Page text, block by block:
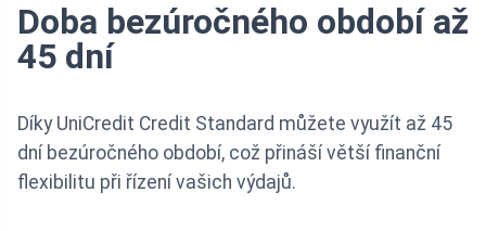
Doba bezúročného období až
45 dní
Díky UniCredit Credit Standard můžete využít až 45
dní bezúročného období, což přináší větší finanční
flexibilitu při řízení vašich výdajů.